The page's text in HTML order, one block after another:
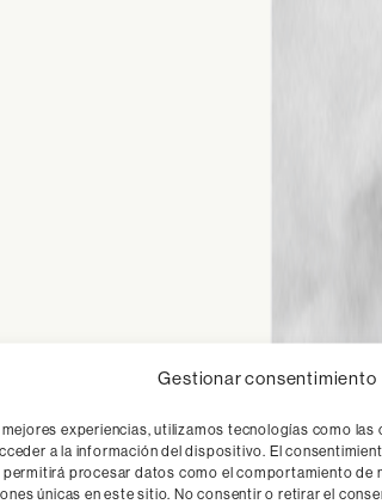
Gestionar consentimiento
experiencias, utilizamos tecnologías como las
a la información del dispositivo. El
procesar datos como el comportamiento de
únicas en este sitio. No consentir o retirar el